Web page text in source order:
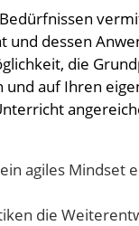
und dessen
die
auf Ihren
agiles Mindset
die